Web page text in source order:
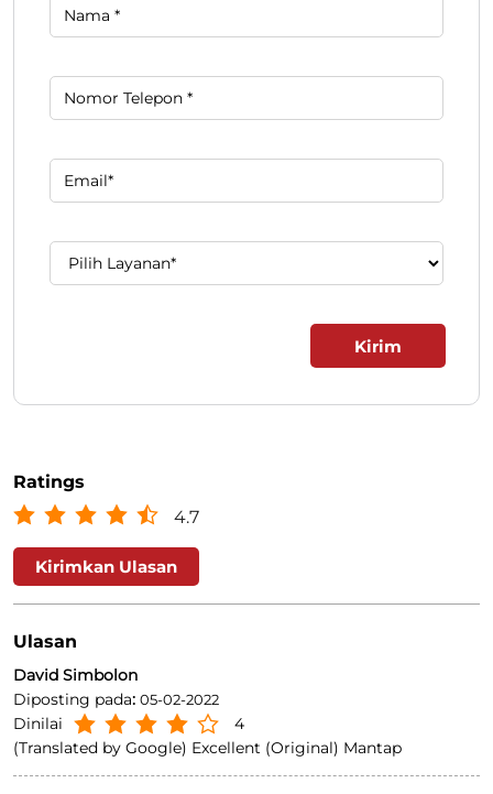
Ratings
4.7
Kirimkan Ulasan
Ulasan
David Simbolon
Diposting pada: 05-02-2022
Dinilai
4
(Translated by Google) Excellent (Original) Mantap